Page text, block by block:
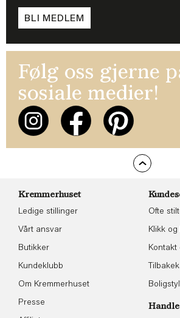
BLI MEDLEM
Følg oss gjerne
sosiale medier!
Kremmerhuset
Ledige stillinger
Vårt ansvar
Butikker
Kundeklubb
Om Kremmerhuset
Presse
Ofte
Klikk
Kontakt